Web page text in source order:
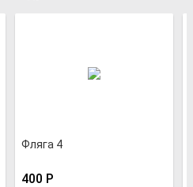
Фляга 4
400 Р